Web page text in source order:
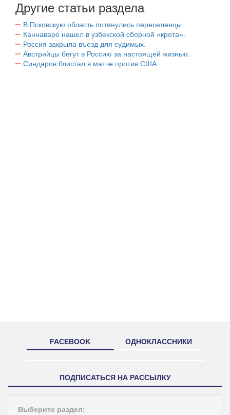
Другие статьи раздела
В Псковскую область потянулись переселенцы
Каннаваро нашел в узбекской сборной «крота».
Россия закрыла въезд для судимых.
Австрийцы бегут в Россию за настоящей жизнью.
Синдаров блистал в матче против США
FACEBOOK ОДНОКЛАССНИКИ
ПОДПИСАТЬСЯ НА РАССЫЛКУ
Выберите раздел: